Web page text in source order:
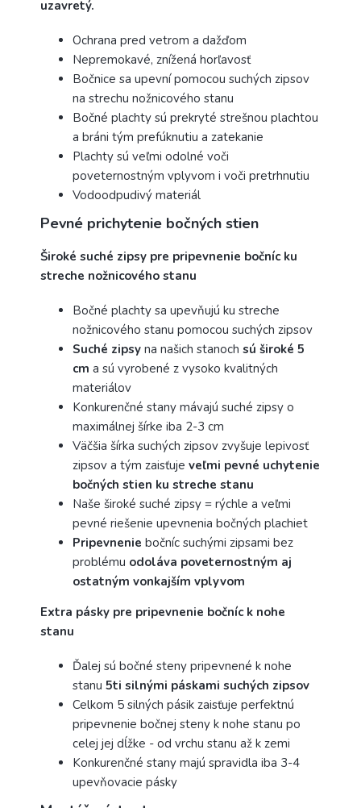
uzavretý.
Ochrana pred vetrom a dažďom
Nepremokavé, znížená horľavosť
Bočnice sa upevní pomocou suchých zipsov
na strechu nožnicového stanu
Bočné plachty sú prekryté strešnou plachtou
a bráni tým prefúknutiu a zatekanie
Plachty sú veľmi odolné voči
poveternostným vplyvom i voči pretrhnutiu
Vodoodpudivý materiál
Pevné prichytenie bočných stien
Široké suché zipsy pre pripevnenie bočníc ku
streche nožnicového stanu
Bočné plachty sa upevňujú ku streche
nožnicového stanu pomocou suchých zipsov
Suché zipsy na našich stanoch sú široké 5
cm a sú vyrobené z vysoko kvalitných
materiálov
Konkurenčné stany mávajú suché zipsy o
maximálnej šírke iba 2-3 cm
Väčšia šírka suchých zipsov zvyšuje lepivosť
zipsov a tým zaisťuje veľmi pevné uchytenie
bočných stien ku streche stanu
Naše široké suché zipsy = rýchle a veľmi
pevné riešenie upevnenia bočných plachiet
Pripevnenie bočníc suchými zipsami bez
problému odoláva poveternostným aj
ostatným vonkajším vplyvom
Extra pásky pre pripevnenie bočníc k nohe
stanu
Ďalej sú bočné steny pripevnené k nohe
stanu 5ti silnými páskami suchých zipsov
Celkom 5 silných pásik zaisťuje perfektnú
pripevnenie bočnej steny k nohe stanu po
celej jej dĺžke - od vrchu stanu až k zemi
Konkurenčné stany majú spravidla iba 3-4
upevňovacie pásky